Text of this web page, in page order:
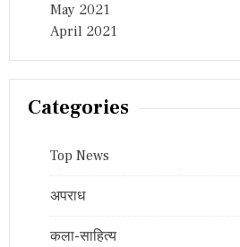
May 2021
April 2021
Categories
Top News
अपराध
कला-साहित्य